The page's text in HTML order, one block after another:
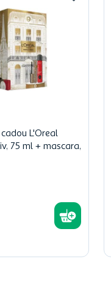
L'Oreal
75 ml + mascara,